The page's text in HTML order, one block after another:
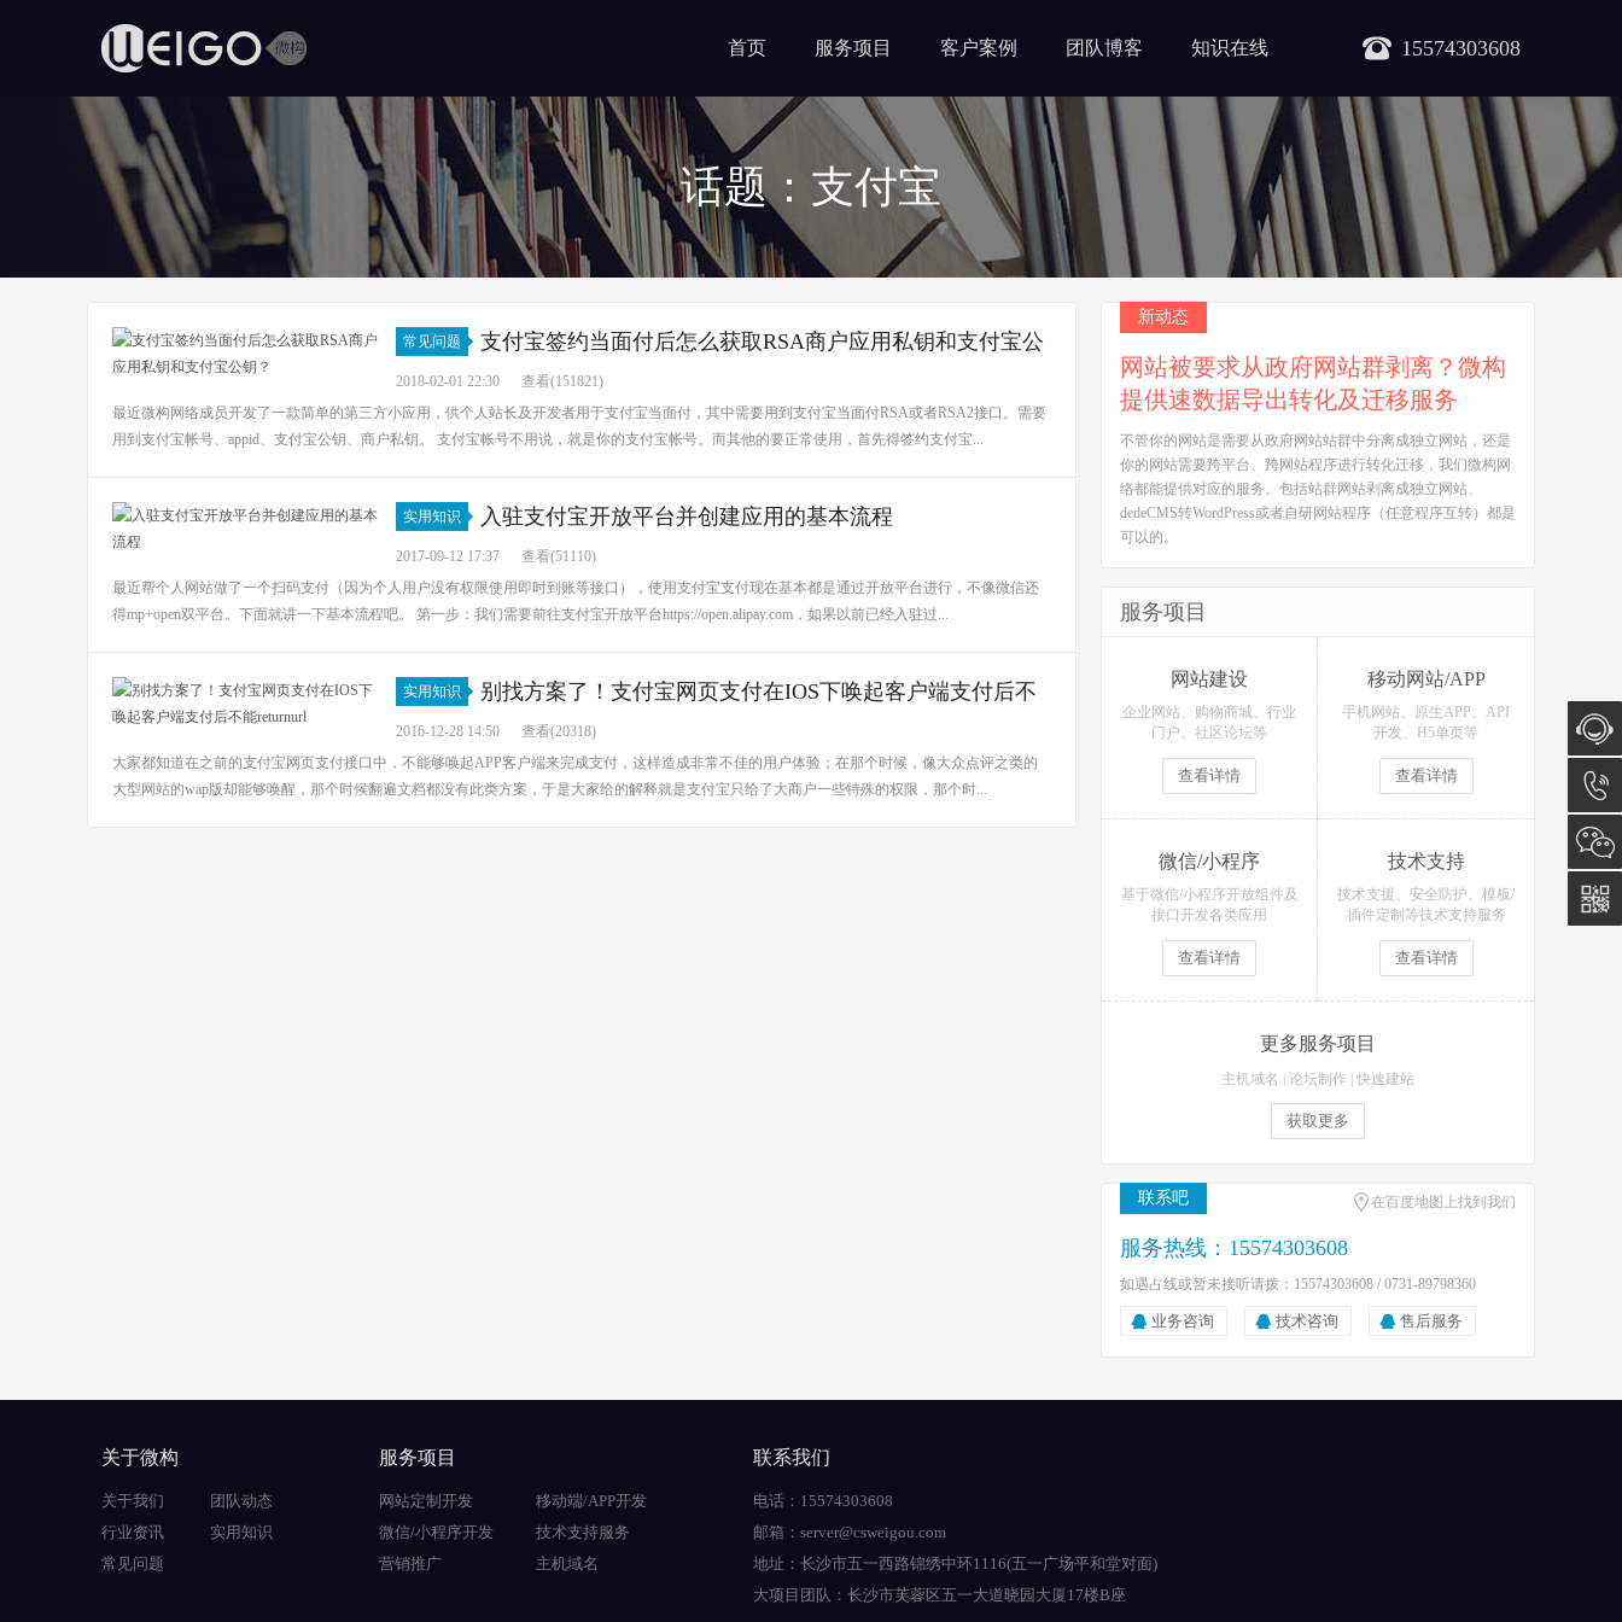
15574303608
首页 服务项目 客户案例 团队博客 知识在线
话题：支付宝
常见问题
支付宝签约当面付后怎么获取RSA商户应用私钥和支付宝公
钥？
2018-02-01 22:30
查看(151821)
最近微构网络成员开发了一款简单的第三方小应用，供个人站长及开发者用于支付宝当面付，其中需要用到支付宝当面付RSA或者RSA2接口。需要
用到支付宝帐号、appid、支付宝公钥、商户私钥。 支付宝帐号不用说，就是你的支付宝帐号。而其他的要正常使用，首先得签约支付宝...
实用知识 入驻支付宝开放平台并创建应用的基本流程
2017-09-12 17:37
查看(51110)
最近帮个人网站做了一个扫码支付（因为个人用户没有权限使用即时到账等接口），使用支付宝支付现在基本都是通过开放平台进行，不像微信还
得mp+open双平台。下面就讲一下基本流程吧。 第一步：我们需要前往支付宝开放平台https://open.alipay.com，如果以前已经入驻过...
实用知识
别找方案了！支付宝网页支付在IOS下唤起客户端支付后不
能returnurl
2016-12-28 14:50
查看(20318)
大家都知道在之前的支付宝网页支付接口中，不能够唤起APP客户端来完成支付，这样造成非常不佳的用户体验；在那个时候，像大众点评之类的
大型网站的wap版却能够唤醒，那个时候翻遍文档都没有此类方案，于是大家给的解释就是支付宝只给了大商户一些特殊的权限，那个时...
新动态
网站被要求从政府网站群剥离？微构
提供速数据导出转化及迁移服务
不管你的网站是需要从政府网站站群中分离成独立网站，还是
你的网站需要跨平台、跨网站程序进行转化迁移，我们微构网
络都能提供对应的服务。包括站群网站剥离成独立网站、
dedeCMS转WordPress或者自研网站程序（任意程序互转）都是
可以的。
服务项目
网站建设
企业网站、购物商城、行业
门户、社区论坛等
查看详情
移动网站/APP
手机网站、原生APP、API
开发、H5单页等
查看详情
微信/小程序
基于微信/小程序开放组件及
接口开发各类应用
查看详情
技术支持
技术支援、安全防护、模板/
插件定制等技术支持服务
查看详情
更多服务项目
主机域名 论坛制作 快速建站
获取更多
联系吧 在百度地图上找到我们
服务热线：15574303608
如遇占线或暂未接听请拨：15574303608 / 0731-89798360
业务咨询 技术咨询 售后服务
关于微构
关于我们
团队动态
行业资讯
实用知识
常见问题
服务项目
网站定制开发
移动端/APP开发
微信/小程序开发
技术支持服务
营销推广
主机域名
联系我们
电话：15574303608
邮箱：server@csweigou.com
地址：长沙市五一西路锦绣中环1116(五一广场平和堂对面)
大项目团队：长沙市芙蓉区五一大道晓园大厦17楼B座
在线咨
询